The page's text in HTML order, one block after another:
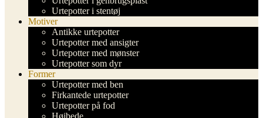
Urtepotter i stentøj
Motiver
Antikke urtepotter
Urtepotter med ansigter
Urtepotter med mønster
Urtepotter som dyr
Former
Urtepotter med ben
Firkantede urtepotter
Urtepotter på fod
Højbede